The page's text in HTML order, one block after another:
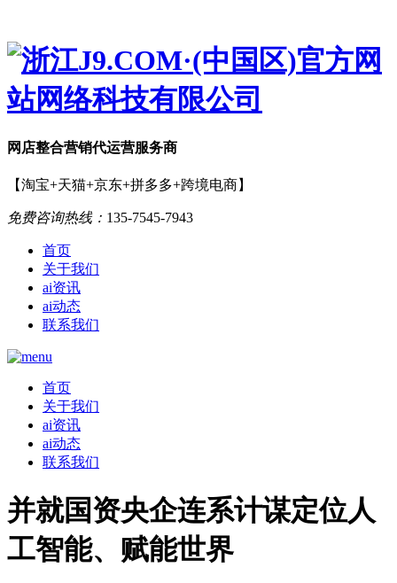
网店整合营销代运营服务商
【淘宝+天猫+京东+拼多多+跨境电商】
免费咨询热线： 135-7545-7943
首页
关于我们
ai资讯
ai动态
联系我们
首页
关于我们
ai资讯
ai动态
联系我们
并就国资央企连系计谋定位人
工智能、赋能世界